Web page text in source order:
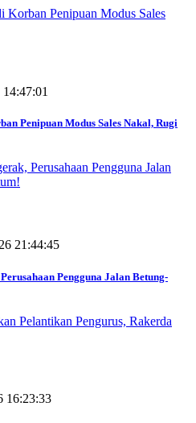
Penipuan Modus Sales Nakal, Rugi
21:44:45
Pengguna Jalan Betung-
16:23:33